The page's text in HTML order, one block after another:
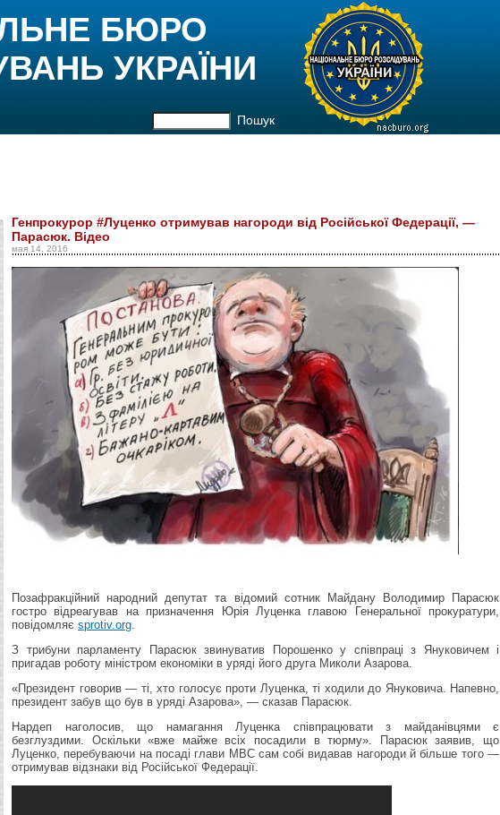
Пошук
БЮРО
УКРАЇНИ
Генпрокурор #Луценко отримував нагороди від Російської Федерації, —
Парасюк. Відео
мая 14, 2016
Позафракційний народний депутат та відомий сотник Майдану Володимир Парасюк
гостро відреагував на призначення Юрія Луценка главою Генеральної прокуратури,
повідомляє sprotiv.org.
З трибуни парламенту Парасюк звинуватив Порошенко у співпраці з Януковичем і
пригадав роботу міністром економіки в уряді його друга Миколи Азарова.
«Президент говорив — ті, хто голосує проти Луценка, ті ходили до Януковича. Напевно,
президент забув що був в уряді Азарова», — сказав Парасюк.
Нардеп наголосив, що намагання Луценка співпрацювати з майданівцями є
безглуздими. Оскільки «вже майже всіх посадили в тюрму». Парасюк заявив, що
Луценко, перебуваючи на посаді глави МВС сам собі видавав нагороди й більше того —
отримував відзнаки від Російської Федерації.